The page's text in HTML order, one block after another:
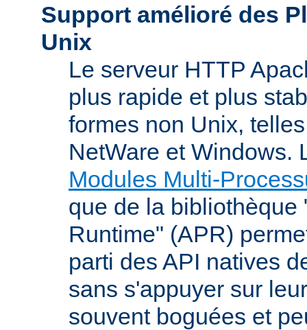
Support amélioré des
Unix
Le serveur HTTP
plus rapide et plus
formes non Unix,
NetWare et Windows.
Modules Multi-
que de la bibliothèque
Runtime" (APR)
parti des API natives
sans s'appuyer sur
souvent boguées et